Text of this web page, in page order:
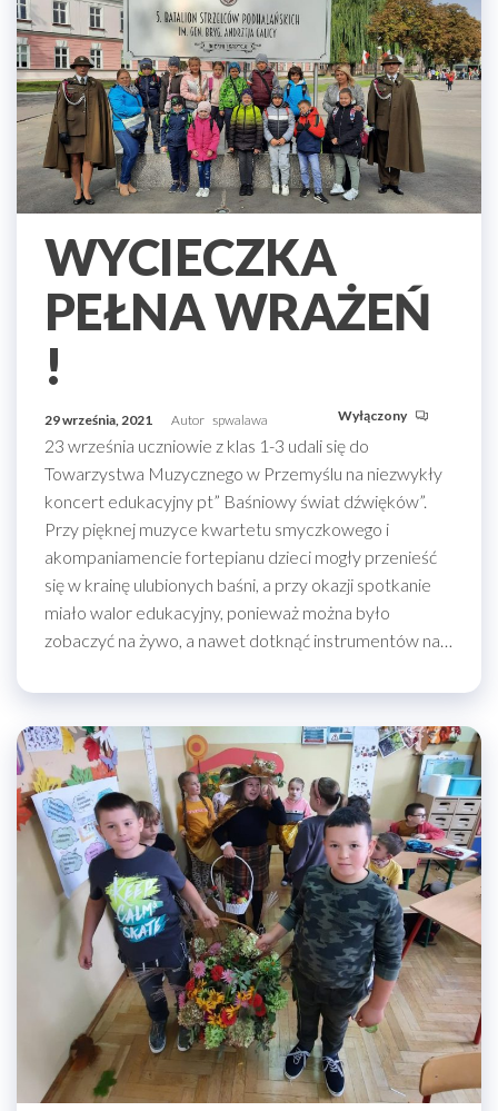
WYCIECZKA
PEŁNA WRAŻEŃ
!
29 września, 2021 Autor spwalawa Wyłączony
23 września uczniowie z klas 1-3 udali się do
Towarzystwa Muzycznego w Przemyślu na niezwykły
koncert edukacyjny pt” Baśniowy świat dźwięków”.
Przy pięknej muzyce kwartetu smyczkowego i
akompaniamencie fortepianu dzieci mogły przenieść
się w krainę ulubionych baśni, a przy okazji spotkanie
miało walor edukacyjny, ponieważ można było
zobaczyć na żywo, a nawet dotknąć instrumentów na…